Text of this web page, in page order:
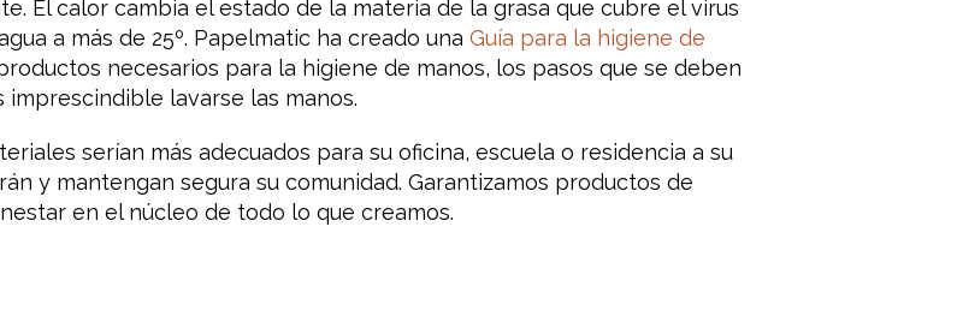
El calor cambia el estado de la materia de la grasa que cubre el virus
a más de 25º. Papelmatic ha creado una Guía para la higiene de
necesarios para la higiene de manos, los pasos que se deben
lavarse las manos.
serían más adecuados para su oficina, escuela o residencia a su
y mantengan segura su comunidad. Garantizamos productos de
en el núcleo de todo lo que creamos.